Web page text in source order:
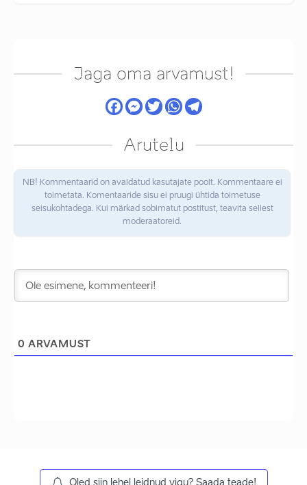
Jaga oma arvamust!
Arutelu
NB! Kommentaarid on avaldatud kasutajate poolt. Kommentaare ei
toimetata. Komentaaride sisu ei pruugi ühtida toimetuse
seisukohtadega. Kui märkad sobimatut postitust, teavita sellest
moderaatoreid.
0 ARVAMUST
Oled siin lehel leidnud vigu? Saada teade!